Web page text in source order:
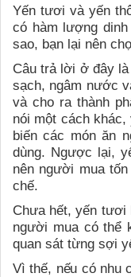
Yến tươi và yến
có hàm lượng
sao, bạn lại nên
Câu trả lời ở đây
sạch, ngâm nước
và cho ra thành
nói một cách
biến các món ăn
dùng. Ngược lại,
nên người mua
chế.
Chưa hết, yến tươi
người mua có thể
quan sát từng sợi
Vì thế, nếu có nhu